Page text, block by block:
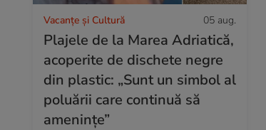
Vacanțe și Cultură 05 aug.
Plajele de la Marea Adriatică,
acoperite de dischete negre
din plastic: „Sunt un simbol al
poluării care continuă să
amenințe”